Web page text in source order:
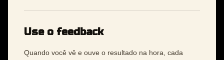
Use o feedback
Quando você vê e ouve o resultado na hora, cada